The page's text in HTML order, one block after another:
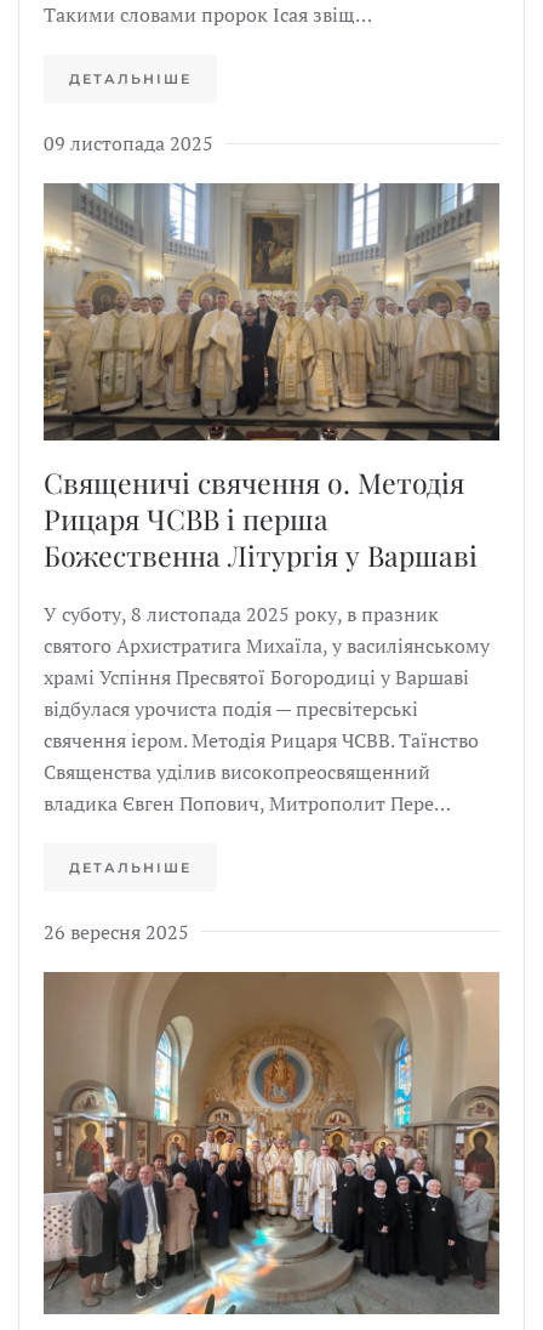
Такими словами пророк Ісая звіщ…
ДЕТАЛЬНІШЕ
09 листопада 2025
Священичі свячення о. Методія
Рицаря ЧСВВ і перша
Божественна Літургія у Варшаві
У суботу, 8 листопада 2025 року, в празник
святого Архистратига Михаїла, у василіянському
храмі Успіння Пресвятої Богородиці у Варшаві
відбулася урочиста подія — пресвітерські
свячення ієром. Методія Рицаря ЧСВВ. Таїнство
Священства уділив високопреосвященний
владика Євген Попович, Митрополит Пере…
ДЕТАЛЬНІШЕ
26 вересня 2025